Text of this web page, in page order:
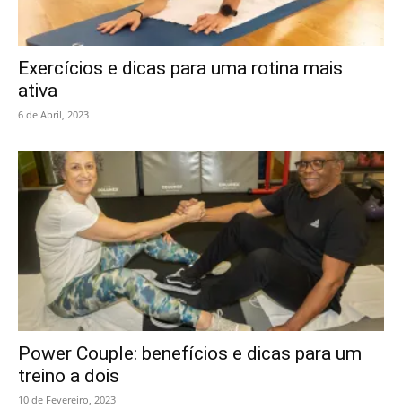
Exercícios e dicas para uma rotina mais
ativa
6 de Abril, 2023
Power Couple: benefícios e dicas para um
treino a dois
10 de Fevereiro, 2023